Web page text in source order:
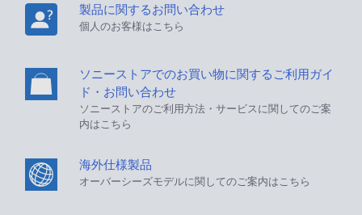
製品に関するお問い合わせ
個人のお客様はこちら
ソニーストアでのお買い物に関するご利用ガイ
ド・お問い合わせ
ソニーストアのご利用方法・サービスに関してのご案
内はこちら
海外仕様製品
オーバーシーズモデルに関してのご案内はこちら